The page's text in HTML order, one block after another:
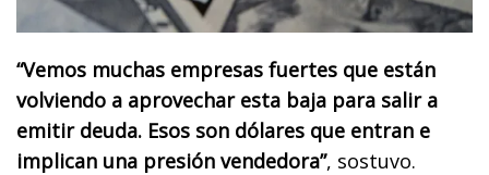
“Vemos muchas empresas fuertes que están
volviendo a aprovechar esta baja para salir a
emitir deuda. Esos son dólares que entran e
implican una presión vendedora”, sostuvo.